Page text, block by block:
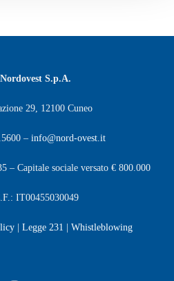
S.p.A.
29, 12100 Cuneo
– info@nord-ovest.it
– Capitale sociale versato € 800.000
IT00455030049
| Legge 231 Whistleblowing